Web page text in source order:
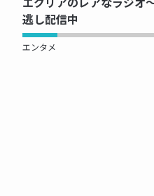
逃し配信中
エンタメ